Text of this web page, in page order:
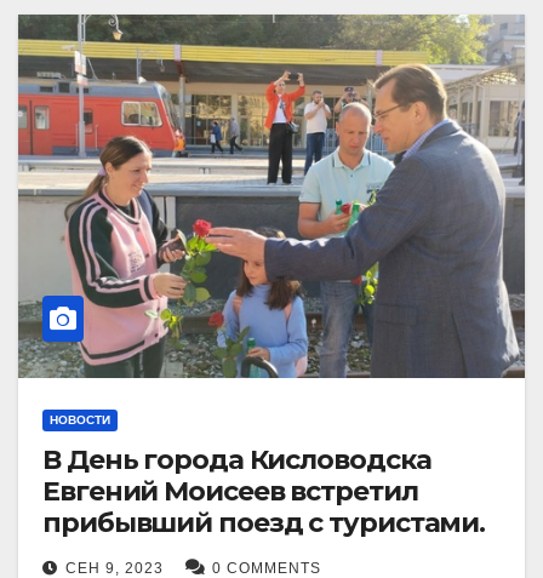
НОВОСТИ
В День города Кисловодска
Евгений Моисеев встретил
прибывший поезд с туристами.
СЕН 9, 2023 0 COMMENTS